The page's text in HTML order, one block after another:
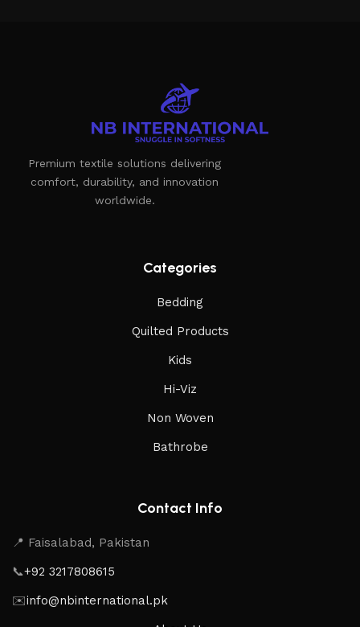
Premium textile solutions delivering
comfort, durability, and innovation
worldwide.
Categories
Bedding
Quilted Products
Kids
Hi-Viz
Non Woven
Bathrobe
Contact Info
📍 Faisalabad, Pakistan
📞+92 3217808615
✉️info@nbinternational.pk